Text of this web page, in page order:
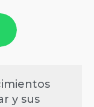
y sus